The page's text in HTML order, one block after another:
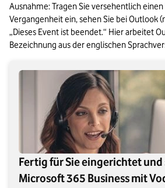
Ausnahme: Tragen Sie versehentlich
Vergangenheit ein, sehen Sie bei Outlook
„Dieses Event ist beendet.“ Hier arbeitet
Bezeichnung aus der englischen
Fertig für Sie eingerichtet
Microsoft 365 Business mit